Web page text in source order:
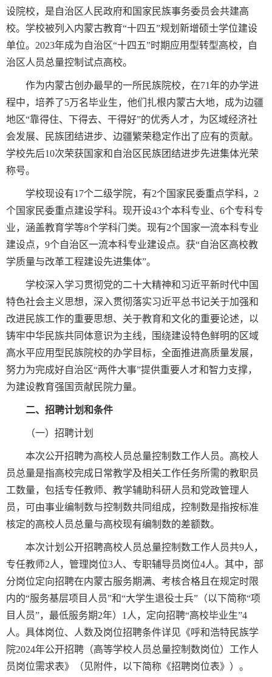
设院校，是自治区人民政府和国家民族事务委员会共建高
校。学校被列入内蒙古教育“十四五”规划新增硕士学位建设
单位。2023年成为自治区“十四五”时期应用型转型高校，自
治区人员总量控制试点高校。
作为内蒙古创办最早的一所民族院校，在71年的办学进
程中，培养了5万名毕业生，他们扎根内蒙古大地，成为边疆
地区“靠得住、下得去、干得好”的优秀人才，为区域经济社
会发展、民族团结进步、边疆繁荣稳定作出了应有的贡献。
学校先后10次荣获国家和自治区民族团结进步先进集体光荣
称号。
学校现设有17个二级学院，有2个国家民委重点学科，2
个国家民委重点建设学科。现开设43个本科专业、6个专科专
业，涵盖教育学等8个学科门类。现有2个国家一流本科专业
建设点，9个自治区一流本科专业建设点。获“自治区高校教
学质量与改革工程建设先进集体”。
学校深入学习贯彻党的二十大精神和习近平新时代中国
特色社会主义思想，深入贯彻落实习近平总书记关于加强和
改进民族工作的重要思想、关于教育和文化的重要论述，以
铸牢中华民族共同体意识为主线，围绕建设特色鲜明的区域
高水平应用型民族院校的办学目标，全面推进高质量发展，
努力为完成好自治区“两件大事”提供重要人才和智力支撑，
为建设教育强国贡献民院力量。
二、招聘计划和条件
（一）招聘计划
本次公开招聘为高校人员总量控制数工作人员。高校人
员总量是指高校完成日常教学及相关工作任务所需的教职员
工数量，包括专任教师、教学辅助科研人员和党政管理人
员，可由事业编制数与控制数共同组成，控制数是指按标准
核定的高校人员总量与高校现有编制数的差额数。
本次计划公开招聘高校人员总量控制数工作人员共9人，
专任教师2人，管理岗位3人、专职辅导员岗位4人。其中，部
分岗位定向招聘在内蒙古服务期满、考核合格且在规定时限
内的“服务基层项目人员”和“大学生退役士兵”（以下简称“项
目人员”，最低服务期2年）1人，定向招聘“高校毕业生”4
人。具体岗位、人数及岗位招聘条件详见《呼和浩特民族学
院2024年公开招聘（高等学校人员总量控制数岗位）工作人
员岗位需求表》（见附件，以下简称《招聘岗位表》）。